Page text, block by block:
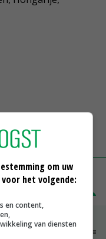
€ 1,09
om uw
het volgende:
en content,
van diensten